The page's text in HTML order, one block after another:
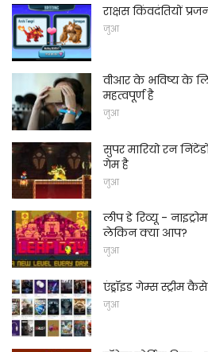
राक्षस किंवदंतियों
जुआ
वीआर के भविष्य के
महत्वपूर्ण है
जुआ
सुपर मारियो रन
गेम है
जुआ
लीप डे रिव्यू -
लेकिन क्या आप?
जुआ
एंड्रॉइड गेम्स स्ट्रीम
जुआ